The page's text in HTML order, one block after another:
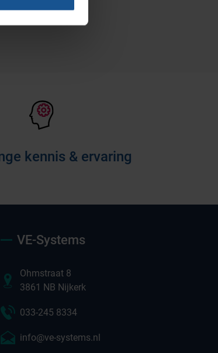
kennis & ervaring
VE-Systems
Ohmstraat 8
3861 NB Nijkerk
033-245 8334
info@ve-systems.nl